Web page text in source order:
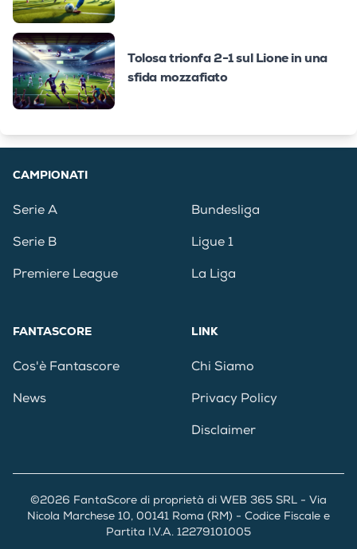
Tolosa trionfa 2-1 sul Lione in una
sfida mozzafiato
CAMPIONATI
Serie A
Serie B
Premiere League
Bundesliga
Ligue 1
La Liga
FANTASCORE
Cos'è Fantascore
News
LINK
Chi Siamo
Privacy Policy
Disclaimer
©2026 FantaScore di proprietà di WEB 365 SRL - Via
Nicola Marchese 10, 00141 Roma (RM) - Codice Fiscale e
Partita I.V.A. 12279101005